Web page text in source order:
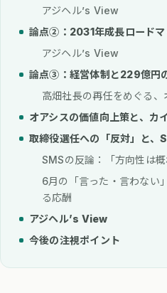
アジヘル’s View
論点②：2031年成長ロードマ
アジヘル’s View
論点③：経営体制と229億円
高畑社長の再任をめぐる
オアシスの価値向上策と、カ
取締役選任への「反対」と、
SMSの反論：「方向性は概
6月の「言った・言わない
る応酬
アジヘル’s View
今後の注視ポイント